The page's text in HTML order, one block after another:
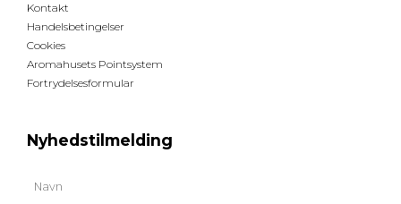
Kontakt
Handelsbetingelser
Cookies
Aromahusets Pointsystem
Fortrydelsesformular
Nyhedstilmelding